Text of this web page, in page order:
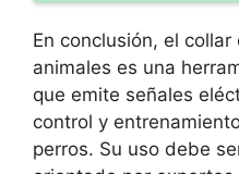
En conclusión, el
animales es una
que emite señales
control y
perros. Su uso debe